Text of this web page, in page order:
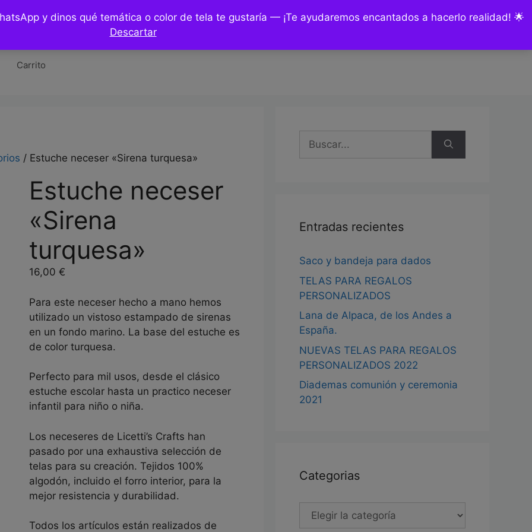
y dinos qué temática o color de tela te gustaría — ¡Te ayudaremos encantados a hacerlo realidad! 🌟
Descartar
Hazlo tu mismo / DIY
Carrito
/ Estuche neceser «Sirena turquesa»
Estuche neceser
«Sirena
turquesa»
16,00 €
Para este neceser hecho a mano hemos
utilizado un vistoso estampado de sirenas
en un fondo marino. La base del estuche es
de color turquesa.
Perfecto para mil usos, desde el clásico
estuche escolar hasta un practico neceser
infantil para niño o niña.
Los neceseres de Licetti’s Crafts han
pasado por una exhaustiva selección de
telas para su creación. Tejidos 100%
algodón, incluido el forro interior, para la
mejor resistencia y durabilidad.
Todos los artículos están realizados de
Buscar:
Entradas recientes
Saco y bandeja para dados
TELAS PARA REGALOS
PERSONALIZADOS
Lana de Alpaca, de los Andes a
España.
NUEVAS TELAS PARA REGALOS
PERSONALIZADOS 2022
Diademas comunión y ceremonia
2021
Categorias
Categorias